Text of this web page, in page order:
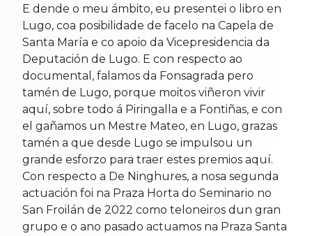
E dende o meu ámbito, eu presentei o libro en
Lugo, coa posibilidade de facelo na Capela de
Santa María e co apoio da Vicepresidencia da
Deputación de Lugo. E con respecto ao
documental, falamos da Fonsagrada pero
tamén de Lugo, porque moitos viñeron vivir
aquí, sobre todo á Piringalla e a Fontiñas, e con
el gañamos un Mestre Mateo, en Lugo, grazas
tamén a que desde Lugo se impulsou un
grande esforzo para traer estes premios aquí.
Con respecto a De Ninghures, a nosa segunda
actuación foi na Praza Horta do Seminario no
San Froilán de 2022 como teloneiros dun gran
grupo e o ano pasado actuamos na Praza Santa